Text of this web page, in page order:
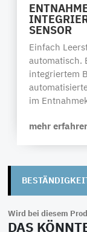
SENSOR
Einfach
automatisch.
integriertem
im
mehr
Wird bei diesem
DAS